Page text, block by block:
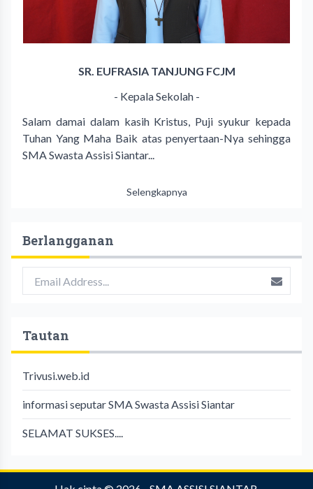
SR. EUFRASIA TANJUNG FCJM
- Kepala Sekolah -
Salam damai dalam kasih Kristus, Puji syukur kepada
Tuhan Yang Maha Baik atas penyertaan-Nya sehingga
SMA Swasta Assisi Siantar...
Selengkapnya
Berlangganan
Tautan
Trivusi.web.id
informasi seputar SMA Swasta Assisi Siantar
SELAMAT SUKSES....